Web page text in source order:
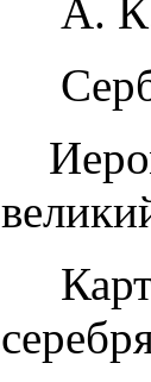
А. К.